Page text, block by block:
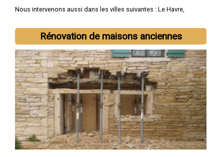
Nous intervenons aussi dans les villes suivantes : Le Havre,
Elbeuf
Rénovation de maisons anciennes